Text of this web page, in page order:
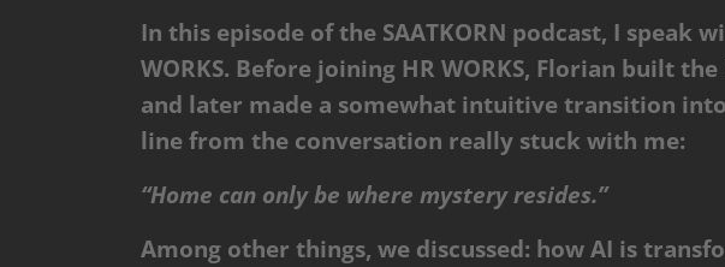
In this episode of the SAATKORN podcast, I speak
WORKS. Before joining HR WORKS, Florian built
and later made a somewhat intuitive transition
line from the conversation really stuck with me:
“Home can only be where mystery resides.”
Among other things, we discussed: how AI is